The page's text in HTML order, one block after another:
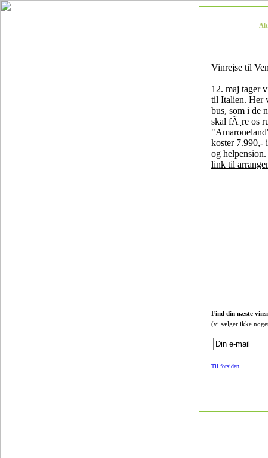
Vinrejse til
12. maj tager
til Italien. Her
bus, som i de
skal fÃ¸re os
koster 7.990,-
og helpension.
link til
Find din næste
(vi sælger ikke
Til forsiden